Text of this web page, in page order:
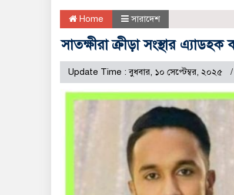
Home সারাদেশ
সাতক্ষীরা ক্রীড়া সংস্থার
Update Time : বুধবার, ১০ সেপ্টেম্বর, ২০২৫